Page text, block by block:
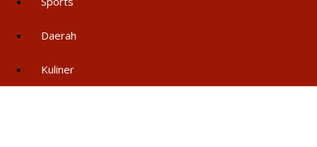
Daerah
Kuliner